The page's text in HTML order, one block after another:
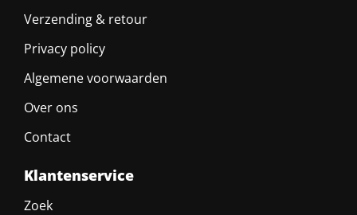
Verzending & retour
Privacy policy
Algemene voorwaarden
Over ons
Contact
Klantenservice
Zoek